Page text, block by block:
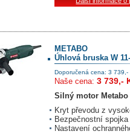
METABO
Úhlová bruska W
Doporučená cena: 3 739,-
Naše cena: 3 739,-
Silný motor Metabo
Kryt převodu z
Bezpečnostní
Nastavení